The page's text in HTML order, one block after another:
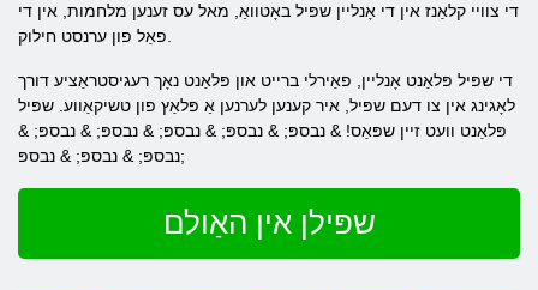
די צוויי קלאַנז אין די אָנליין שפּיל באָטוואַ, מאל עס זענען מלחמות, אין די
די שפּיל פּלאַנט אָנליין, פאַירלי ברייט און פּלאַנט נאָך רעגיסטראַציע דורך
לאָגינג אין צו דעם שפּיל, איר קענען לערנען אַ פּלאַץ פון טשיקאַווע. שפּיל
פּלאַנט וועט זיין שפּאַס! & נבספּ; & נבספּ; & נבספּ; & נבספּ; & נבספּ; &
נבספּ; & נבספּ; & נבספּ;
שפּילן אין האַולם